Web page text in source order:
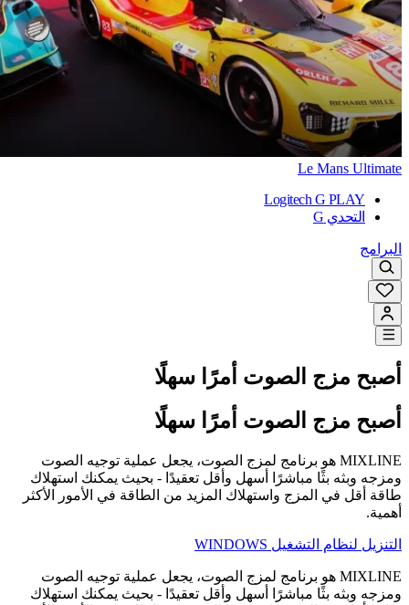
Le Mans Ultimate
Logitech G PLAY
التحدي G
البرامج
أصبح مزج الصوت أمرًا سهلًا
أصبح مزج الصوت أمرًا سهلًا
MIXLINE هو برنامج لمزج الصوت، يجعل عملية توجيه الصوت
ومزجه وبثه بثًا مباشرًا أسهل وأقل تعقيدًا - بحيث يمكنك استهلاك
طاقة أقل في المزج واستهلاك المزيد من الطاقة في الأمور الأكثر
أهمية.
التنزيل لنظام التشغيل WINDOWS
MIXLINE هو برنامج لمزج الصوت، يجعل عملية توجيه الصوت
ومزجه وبثه بثًا مباشرًا أسهل وأقل تعقيدًا - بحيث يمكنك استهلاك